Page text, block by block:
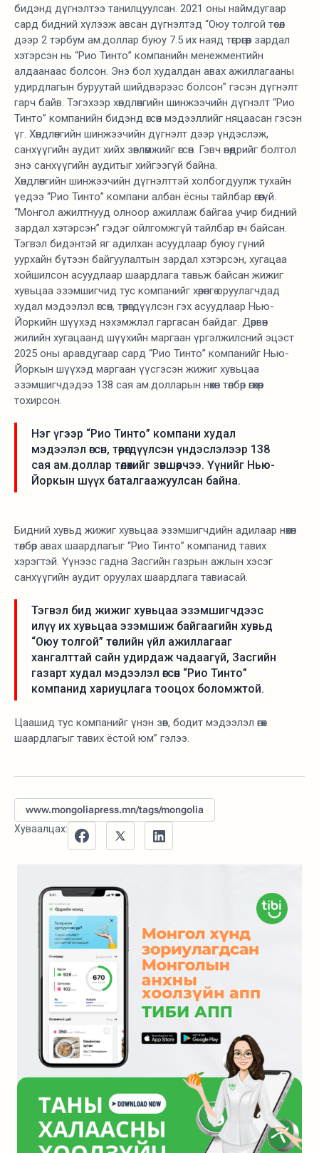
бидэнд дүгнэлтээ танилцуулсан. 2021 оны наймдугаар
сард бидний хүлээж авсан дүгнэлтэд “Оюу толгой төсөл
дээр 2 тэрбум ам.доллар буюу 7.5 их наяд төгрөгөөр зардал
хэтэрсэн нь “Рио Тинто” компанийн менежментийн
алдаанаас болсон. Энэ бол худалдан авах ажиллагааны
удирдлагын буруутай шийдвэрээс болсон” гэсэн дүгнэлт
гарч байв. Тэгэхээр хөндлөнгийн шинжээчийн дүгнэлт “Рио
Тинто” компанийн бидэнд өгсөн мэдээллийг няцаасан гэсэн
үг. Хөндлөнгийн шинжээчийн дүгнэлт дээр үндэслэж,
санхүүгийн аудит хийх зөвлөмжийг өгсөн. Гэвч өнөөдрийг болтол
энэ санхүүгийн аудитыг хийгээгүй байна.
Хөндлөнгийн шинжээчийн дүгнэлттэй холбогдуулж тухайн
үедээ “Рио Тинто” компани албан ёсны тайлбар өгөөгүй.
“Монгол ажилтнууд олноор ажиллаж байгаа учир бидний
зардал хэтэрсэн” гэдэг ойлгомжгүй тайлбар өгч байсан.
Тэгвэл бидэнтэй яг адилхан асуудлаар буюу гүний
уурхайн бүтээн байгуулалтын зардал хэтэрсэн, хугацаа
хойшилсон асуудлаар шаардлага тавьж байсан жижиг
хувьцаа эзэмшигчид тус компанийг хөрөнгө оруулагчдад
худал мэдээлэл өгсөн, төөрөгдүүлсэн гэх асуудлаар Нью-
Йоркийн шүүхэд нэхэмжлэл гаргасан байдаг. Дөрвөн
жилийн хугацаанд шүүхийн маргаан үргэлжилсний эцэст
2025 оны аравдугаар сард “Рио Тинто” компанийг Нью-
Йоркын шүүхэд маргаан үүсгэсэн жижиг хувьцаа
эзэмшигчдэдээ 138 сая ам.долларын нөхөн төлбөр өгөхөөр
тохирсон.
Нэг үгээр “Рио Тинто” компани худал
мэдээлэл өгсөн, төөрөгдүүлсэн үндэслэлээр 138
сая ам.доллар төлөхийг зөвшөөрчээ. Үүнийг Нью-
Йоркын шүүх баталгаажуулсан байна.
Бидний хувьд жижиг хувьцаа эзэмшигчдийн адилаар нөхөн
төлбөр авах шаардлагыг “Рио Тинто” компанид тавих
хэрэгтэй. Үүнээс гадна Засгийн газрын ажлын хэсэг
санхүүгийн аудит оруулах шаардлага тавиасай.
Тэгвэл бид жижиг хувьцаа эзэмшигчдээс
илүү их хувьцаа эзэмшиж байгаагийн хувьд
“Оюу толгой” төслийн үйл ажиллагааг
хангалттай сайн удирдаж чадаагүй, Засгийн
газарт худал мэдээлэл өгсөн “Рио Тинто”
компанид хариуцлага тооцох боломжтой.
Цаашид тус компанийг үнэн зөв, бодит мэдээлэл өгөх
шаардлагыг тавих ёстой юм” гэлээ.
www.mongoliapress.mn/tags/mongolia
Хуваалцах: